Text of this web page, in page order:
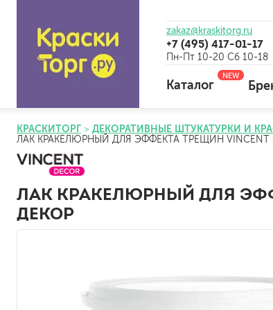
zakaz@kraskitorg.ru
+7 (495) 417-01-17
Пн-Пт 10-20 Сб 10-18
Каталог
NEW
универсальные
универсальные
бетоноконтакт
КРАСКИТОРГ ДЕКОРАТИВНЫЕ ШТУКАТУРКИ И
ЛАК КРАКЕЛЮРНЫЙ ДЛЯ ЭФФЕКТА ТРЕЩИН VINCENT
ЛАК КРАКЕЛЮРНЫЙ ДЛЯ
ДЕКОР